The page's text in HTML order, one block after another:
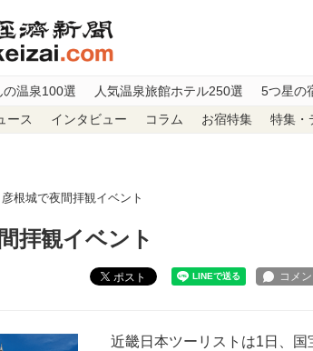
の温泉100選 人気温泉旅館ホテル250選 5つ星の
ース インタビュー コラム お宿特集 特集・
彦根城で夜間拝観イベント
拝観イベント
ポスト
近畿日本ツーリストは1日、国